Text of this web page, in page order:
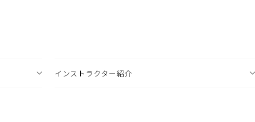
インストラクター紹介